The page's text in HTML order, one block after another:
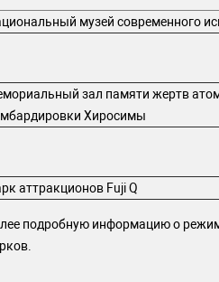
музей современного
зал памяти жертв
Хиросимы
аттракционов Fuji Q
подробную информацию о